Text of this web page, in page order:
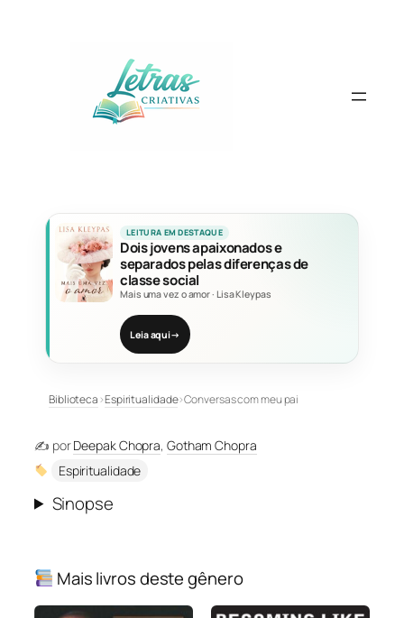
LEITURA EM DESTAQUE
Dois jovens apaixonados e
separados pelas diferenças de
classe social
Mais uma vez o amor· Lisa Kleypas
Leia aqui→
Biblioteca›Espiritualidade›Conversas com meu pai
✍️ porDeepak Chopra, Gotham Chopra
Espiritualidade
Sinopse
Mais livros deste gênero